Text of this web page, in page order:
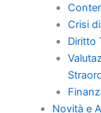
Crisi
Diritto
Novità e